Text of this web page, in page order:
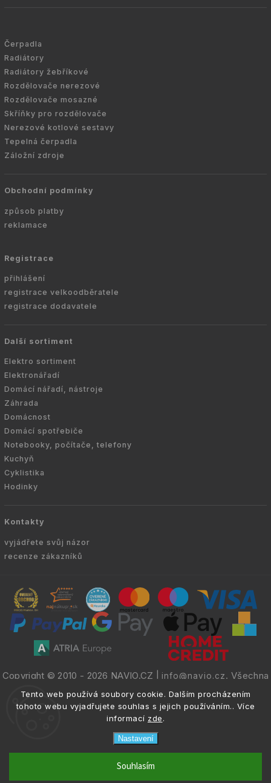
Tento web používá soubory cookie. Dalším procházením
tohoto webu vyjadřujete souhlas s jejich používáním.. Více
informací zde.
Nastavení
Souhlasím
Čerpadla
Radiátory
Radiátory žebříkové
Rozdělovače nerezové
Rozdělovače mosazné
Skříňky pro rozdělovače
Nerezové kotlové sestavy
Tepelná čerpadla
Záložní zdroje
Obchodní podmínky
způsob platby
reklamace
Registrace
přihlášení
registrace velkoodběratele
registrace dodavatele
Další sortiment
Elektro sortiment
Elektronářadí
Domácí nářadí, nástroje
Záhrada
Domácnost
Domácí spotřebiče
Notebooky, počítače, telefony
Kuchyň
Cyklistika
Hodinky
Kontakty
vyjádřete svůj názor
recenze zákazníků
Copyright © 2010 - 2026 NAVIO.CZ info@navio.cz. Všechna
práva vyhrazena.